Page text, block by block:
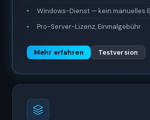
Windows-Dienst — kein manuelles
Pro-Server-Lizenz, Einmalgebühr
Mehr erfahren Testversion